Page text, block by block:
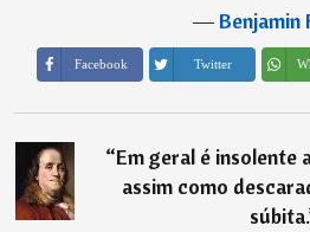
―Benjamin
Facebook Twitter
“Em geral é insolente
assim como
súbita.